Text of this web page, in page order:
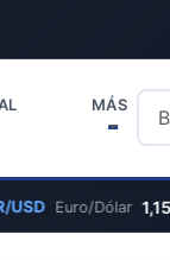
MÁS
USD Euro/Dólar